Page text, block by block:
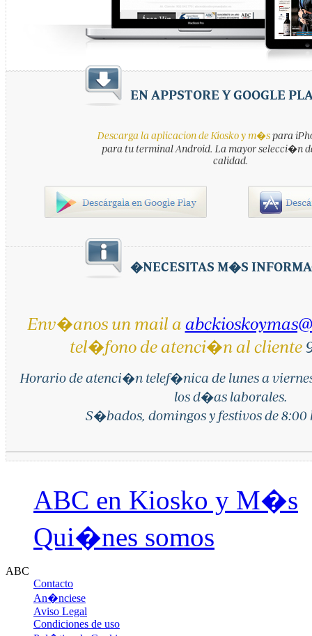
EN APPSTORE Y GOOGLE
Descarga la aplicacion de Kiosko y m�spara
para tu terminal Android. La mayor selecci�n
calidad.
�NECESITAS M�S
Env�anos un mail a
tel�fono de atenci�n al cliente
Horario de atenci�n telef�nica de lunes a
los d�as laborales.
S�bados, domingos y festivos de 8:00
ABC en Kiosko y M�s
Qui�nes somos
ABC
Contacto
An�nciese
Aviso Legal
Condiciones de uso